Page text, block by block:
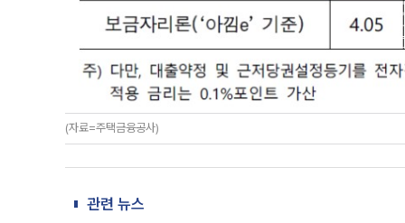
(자료=주택금융공사)
관련 뉴스